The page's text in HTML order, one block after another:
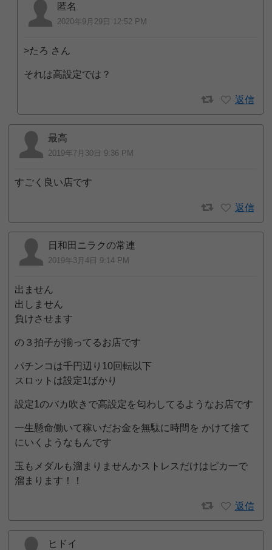
匿名
2020年9月29日 12:52 PM
>たろ さん
それは高設定では？
返信
最高
2019年7月30日 9:36 PM
すごく良い店です
返信
日和田ニラクの常連
2019年3月4日 9:14 PM
出ません
出しません
負けさせます
の３拍子が揃ってるお店です
パチンコは千円辺り10回転以下
スロットは設定1ばかり
設定1のバカ吹きで高設定を匂わしてるようなお店です
一生懸命働いて稼いだお金を無駄に時間を かけて捨て
にいくようなもんです
玉もメダルも溜まりませんかストレスだけはピカ一で
溜まります！！
返信
ヒドイ